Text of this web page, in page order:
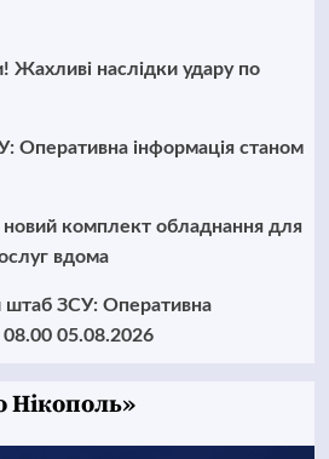
Жахливі наслідки удару по
Оперативна інформація станом
новий комплект обладнання для
вдома
штаб ЗСУ: Оперативна
08.00 05.08.2026
Нікополь»